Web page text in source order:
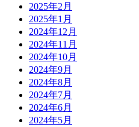
2025年2月
2025年1月
2024年12月
2024年11月
2024年10月
2024年9月
2024年8月
2024年7月
2024年6月
2024年5月